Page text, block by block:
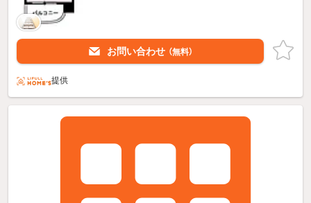
お問い合わせ （無料）
提供